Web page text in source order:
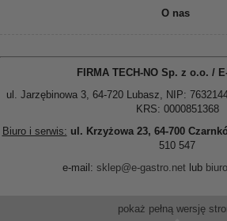
O nas
FIRMA TECH-NO Sp. z o.o. /
ul. Jarzębinowa 3, 64-720 Lubasz, NIP:
KRS: 0000851368
Biuro i serwis: ul. Krzyżowa 23, 64-700
510 547
e-mail: sklep@e-gastro.netlub
pokaż pełną wersję